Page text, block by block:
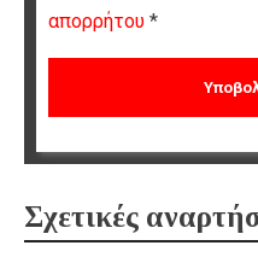
απορρήτου *
Σχετικές